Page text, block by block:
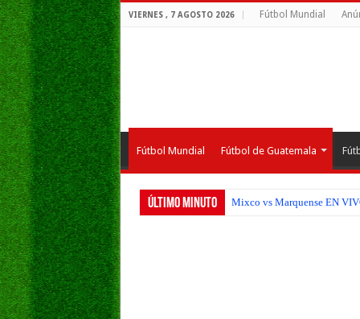
VIERNES , 7 AGOSTO 2026 Fútbol Mundial
Fútbol Mundial Fútbol de Guatemala
Último Minuto Municipal vs Cobán Imperial
Mixco vs Marquense EN